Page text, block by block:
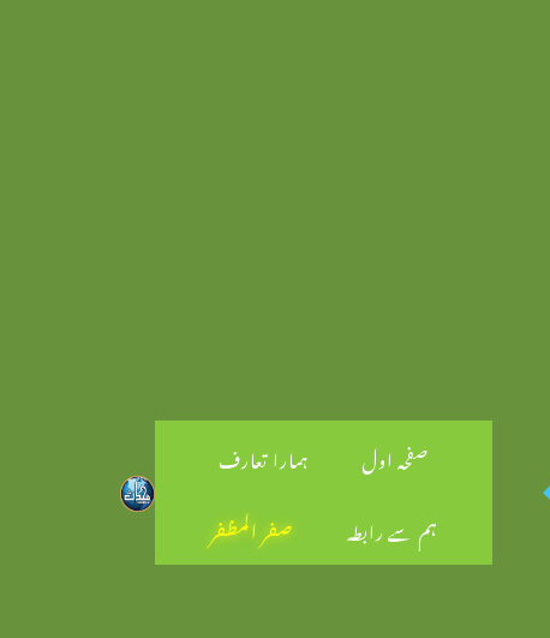
صفحہ اول
ہمارا تعارف
ہم سے رابطہ
صفر المظفر